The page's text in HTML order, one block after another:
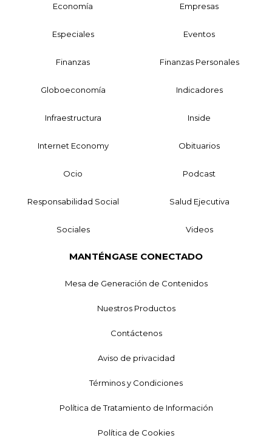
Economía Empresas
Especiales Eventos
Finanzas Finanzas Personales
Globoeconomía Indicadores
Infraestructura Inside
Internet Economy Obituarios
Ocio Podcast
Responsabilidad Social Salud Ejecutiva
Sociales Videos
MANTÉNGASE CONECTADO
Mesa de Generación de Contenidos
Nuestros Productos
Contáctenos
Aviso de privacidad
Términos y Condiciones
Política de Tratamiento de Información
Política de Cookies